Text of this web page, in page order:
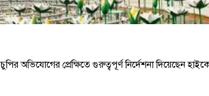
প্রেক্ষিতে গুরুত্বপূর্ণ নির্দেশনা দিয়েছেন